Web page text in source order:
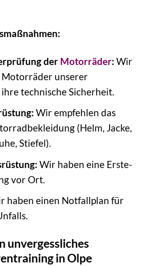
der Motorräder: Wir
unserer
technische Sicherheit.
Wir empfehlen das
(Helm, Jacke,
Stiefel).
Wir haben eine Erste-
vor Ort.
haben einen Notfallplan für
unvergessliches
in Olpe